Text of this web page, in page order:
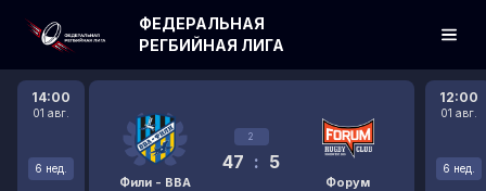
14:00
01 авг.
6 нед.
Фили - ВВА
2
47 : 5
Форум
12:00
01 авг.
6 нед.
ФЕДЕРАЛЬНАЯ
РЕГБИЙНАЯ ЛИГА